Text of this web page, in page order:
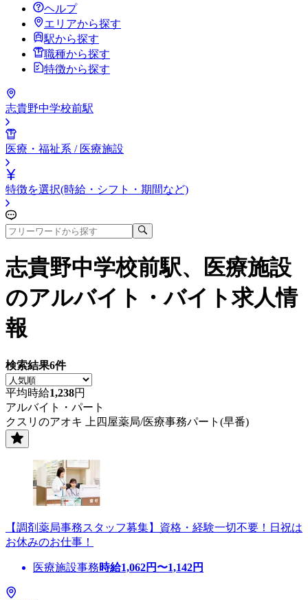
ヘルプ
エリアから探す
駅から探す
職種から探す
特徴から探す
志貴野中学校前駅
医療・福祉系 / 医療施設
特徴を選択(時給・シフト・期間など)
志貴野中学校前駅、医療施設
のアルバイト・バイト求人情
報
検索結果6件
平均時給1,238円
アルバイト・パート
クスリのアオキ 上四屋薬局/医療事務パート(早番)
【調剤薬局事務スタッフ募集】資格・経験一切不要！日祝は
お休みのお仕事！
医療施設事務時給1,062円〜1,142円